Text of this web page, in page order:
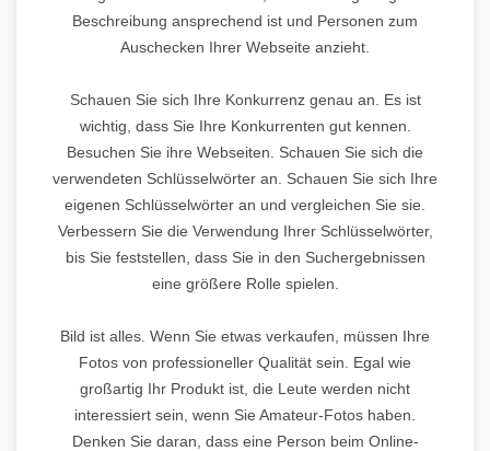
Beschreibung ansprechend ist und Personen zum
Auschecken Ihrer Webseite anzieht.
Schauen Sie sich Ihre Konkurrenz genau an. Es ist
wichtig, dass Sie Ihre Konkurrenten gut kennen.
Besuchen Sie ihre Webseiten. Schauen Sie sich die
verwendeten Schlüsselwörter an. Schauen Sie sich Ihre
eigenen Schlüsselwörter an und vergleichen Sie sie.
Verbessern Sie die Verwendung Ihrer Schlüsselwörter,
bis Sie feststellen, dass Sie in den Suchergebnissen
eine größere Rolle spielen.
Bild ist alles. Wenn Sie etwas verkaufen, müssen Ihre
Fotos von professioneller Qualität sein. Egal wie
großartig Ihr Produkt ist, die Leute werden nicht
interessiert sein, wenn Sie Amateur-Fotos haben.
Denken Sie daran, dass eine Person beim Online-